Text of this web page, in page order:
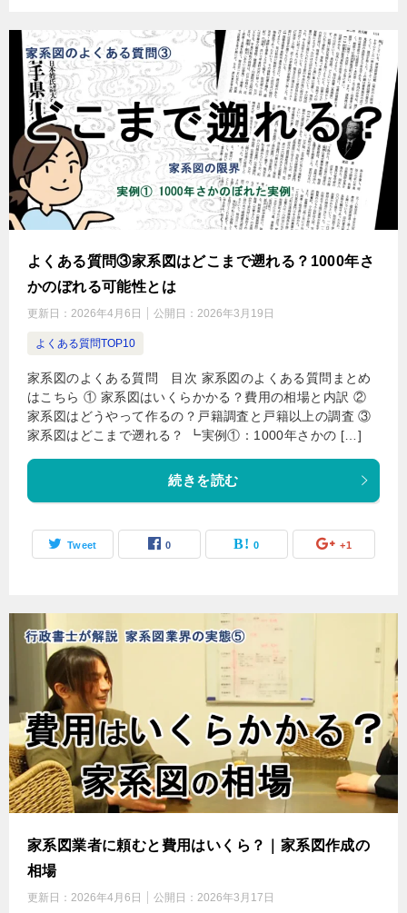
よくある質問③家系図はどこまで遡れる？1000年さ
かのぼれる可能性とは
更新日： 2026年4月6日 公開日： 2026年3月19日
よくある質問TOP10
家系図のよくある質問 目次 家系図のよくある質問まとめ
はこちら ① 家系図はいくらかかる？費用の相場と内訳 ②
家系図はどうやって作るの？戸籍調査と戸籍以上の調査 ③
家系図はどこまで遡れる？ ┗実例①：1000年さかの […]
続きを読む
Tweet 0 0 +1
家系図業者に頼むと費用はいくら？｜家系図作成の
相場
更新日： 2026年4月6日 公開日： 2026年3月17日